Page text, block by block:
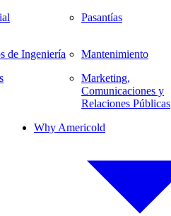
de Ingeniería
Pasantías
Mantenimiento
Marketing,
Comunicaciones y
Relaciones Públicas
Why Americold